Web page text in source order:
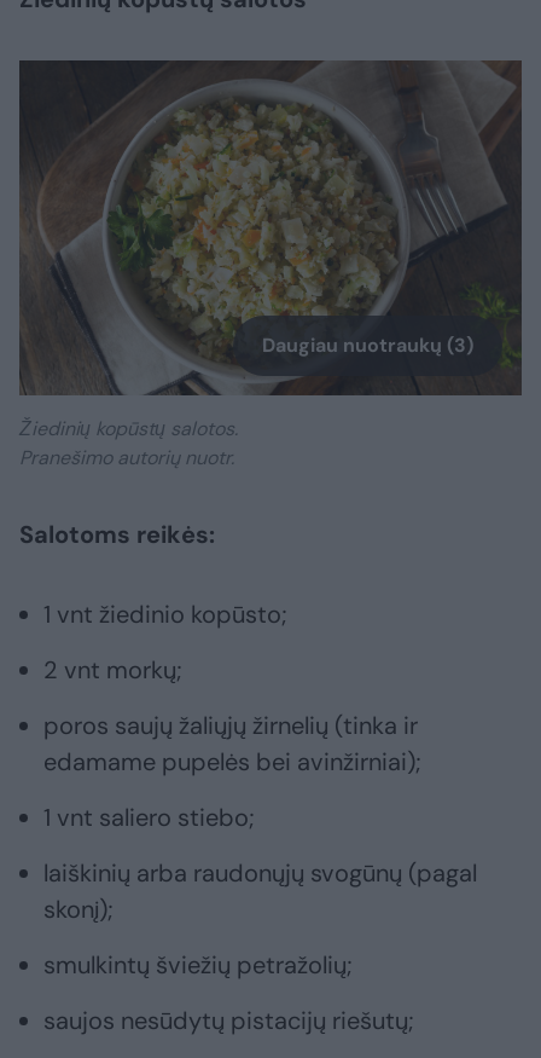
Daugiau nuotraukų (3)
Žiedinių kopūstų salotos.
Pranešimo autorių nuotr.
Salotoms reikės:
1 vnt žiedinio kopūsto;
2 vnt morkų;
poros saujų žaliųjų žirnelių (tinka ir
edamame pupelės bei avinžirniai);
1 vnt saliero stiebo;
laiškinių arba raudonųjų svogūnų (pagal
skonį);
smulkintų šviežių petražolių;
saujos nesūdytų pistacijų riešutų;